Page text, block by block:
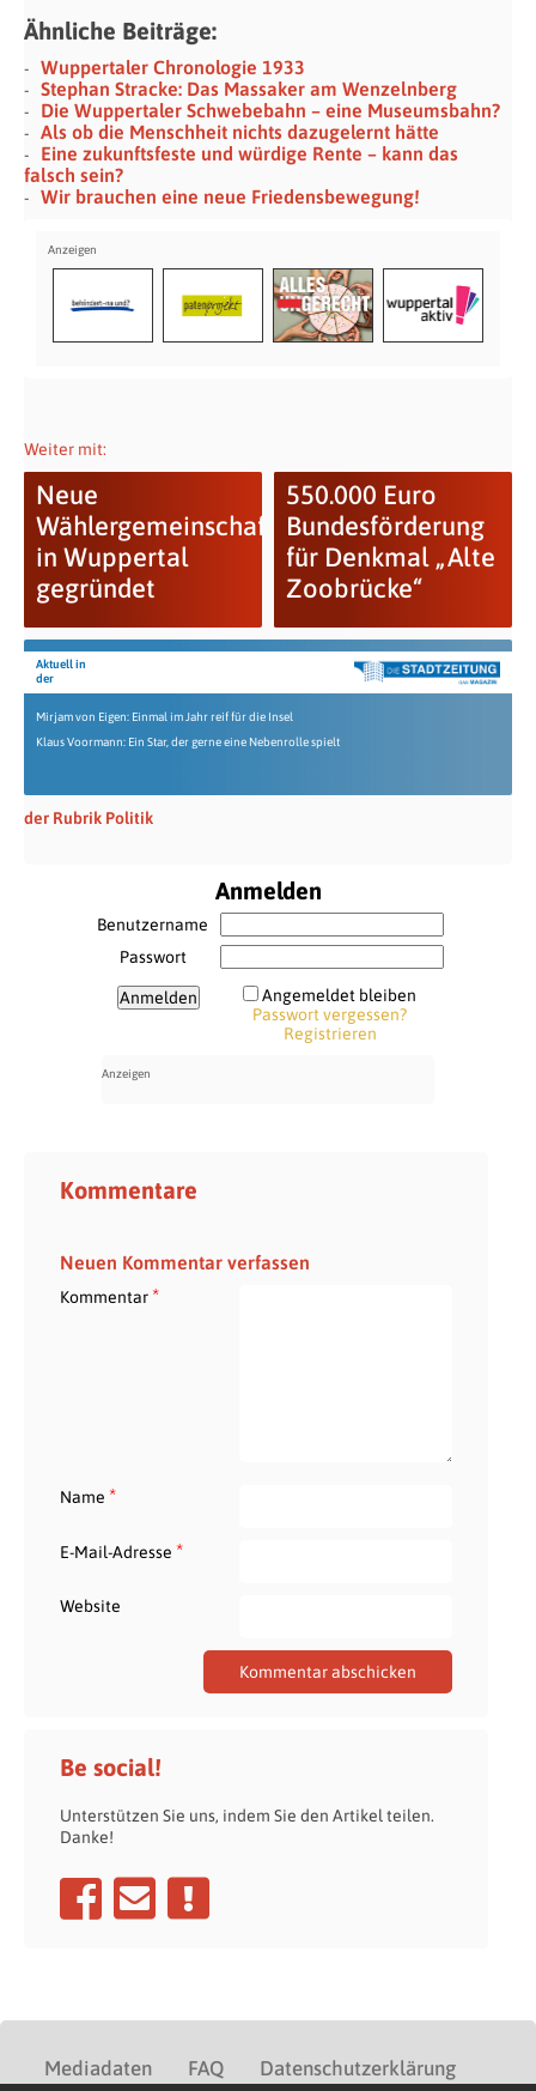
Ähnliche Beiträge:
Wuppertaler Chronologie 1933
Stephan Stracke: Das Massaker am Wenzelnberg
Die Wuppertaler Schwebebahn – eine Museumsbahn?
Als ob die Menschheit nichts dazugelernt hätte
Eine zukunftsfeste und würdige Rente – kann das
falsch sein?
Wir brauchen eine neue Friedensbewegung!
Weiter mit:
Neue
Wählergemeinschaft
in Wuppertal
gegründet
550.000 Euro
Bundesförderung
für Denkmal „Alte
Zoobrücke“
Aktuell in
der
Mirjam von Eigen: Einmal im Jahr reif für die Insel
Klaus Voormann: Ein Star, der gerne eine Nebenrolle spielt
der Rubrik Politik
Anmelden
Benutzername
Passwort
Angemeldet bleiben
Passwort vergessen?
Registrieren
Kommentare
Neuen Kommentar verfassen
Kommentar*
Name *
E-Mail-Adresse *
Website
Be social!
Unterstützen Sie uns, indem Sie den Artikel teilen.
Danke!
Mediadaten FAQ Datenschutzerklärung